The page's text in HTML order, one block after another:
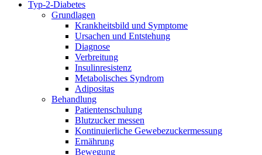
Typ-2-Diabetes
Grundlagen
Krankheitsbild und Symptome
Ursachen und Entstehung
Diagnose
Verbreitung
Insulinresistenz
Metabolisches Syndrom
Adipositas
Behandlung
Patientenschulung
Blutzucker messen
Kontinuierliche Gewebezuckermessung
Ernährung
Bewegung